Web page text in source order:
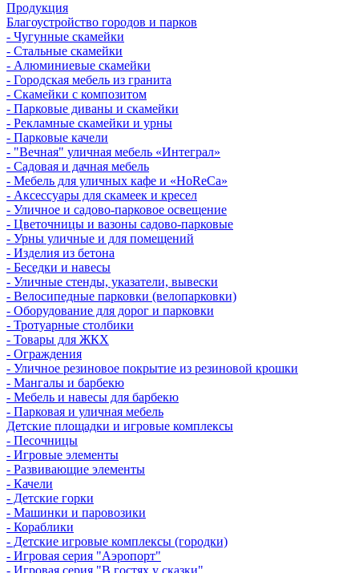
Продукция
Благоустройство городов и парков
- Чугунные скамейки
- Стальные скамейки
- Алюминиевые скамейки
- Городская мебель из гранита
- Скамейки с композитом
- Парковые диваны и скамейки
- Рекламные скамейки и урны
- Парковые качели
- "Вечная" уличная мебель «Интеграл»
- Садовая и дачная мебель
- Мебель для уличных кафе и «HoReCa»
- Аксессуары для скамеек и кресел
- Уличное и садово-парковое освещение
- Цветочницы и вазоны садово-парковые
- Урны уличные и для помещений
- Изделия из бетона
- Беседки и навесы
- Уличные стенды, указатели, вывески
- Велосипедные парковки (велопарковки)
- Оборудование для дорог и парковки
- Тротуарные столбики
- Товары для ЖКХ
- Ограждения
- Уличное резиновое покрытие из резиновой крошки
- Мангалы и барбекю
- Мебель и навесы для барбекю
- Парковая и уличная мебель
Детские площадки и игровые комплексы
- Песочницы
- Игровые элементы
- Развивающие элементы
- Качели
- Детские горки
- Машинки и паровозики
- Кораблики
- Детские игровые комплексы (городки)
- Игровая серия "Аэропорт"